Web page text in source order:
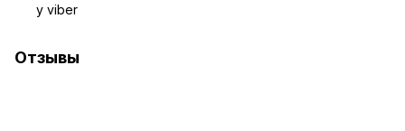
у viber
Отзывы